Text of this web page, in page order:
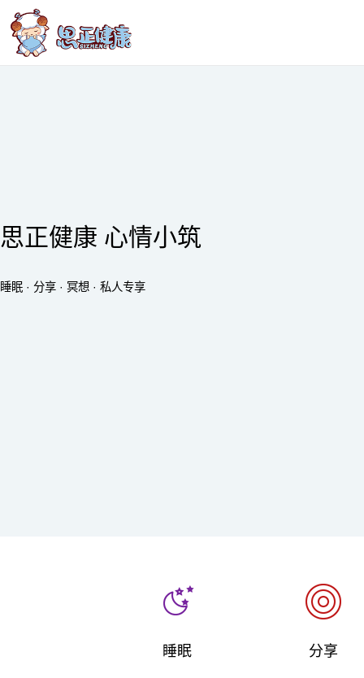
思正健康 心情小筑
睡眠 · 分享 · 冥想 · 私人专享
睡眠 分享